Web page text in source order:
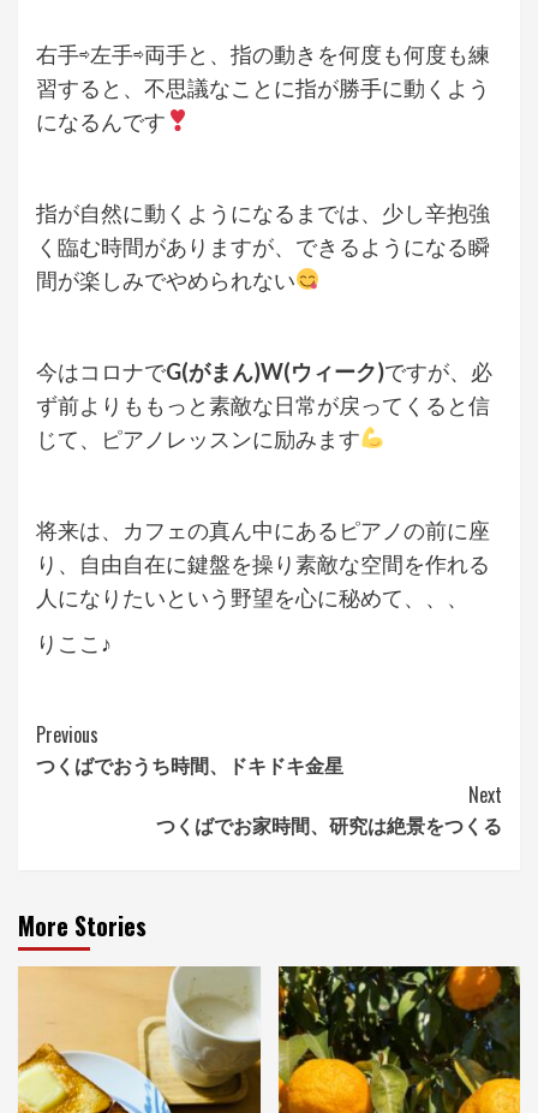
右手⇨左手⇨両手と、指の動きを何度も何度も練
習すると、不思議なことに指が勝手に動くよう
になるんです
指が自然に動くようになるまでは、少し辛抱強
く臨む時間がありますが、できるようになる瞬
間が楽しみでやめられない
今はコロナでG(がまん)W(ウィーク)ですが、必
ず前よりももっと素敵な日常が戻ってくると信
じて、ピアノレッスンに励みます
将来は、カフェの真ん中にあるピアノの前に座
り、自由自在に鍵盤を操り素敵な空間を作れる
人になりたいという野望を心に秘めて、、、
りここ♪
Continue
Reading
Previous
つくばでおうち時間、ドキドキ金星
Next
つくばでお家時間、研究は絶景をつくる
More Stories